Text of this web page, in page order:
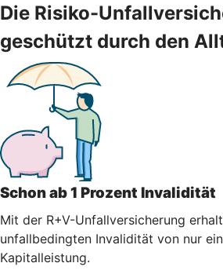
Die Risiko-
geschützt durch den
Schon ab 1 Prozent Invalidität
Mit der R+V-Unfallversicherung
unfallbedingten Invalidität von nur
Kapitalleistung.